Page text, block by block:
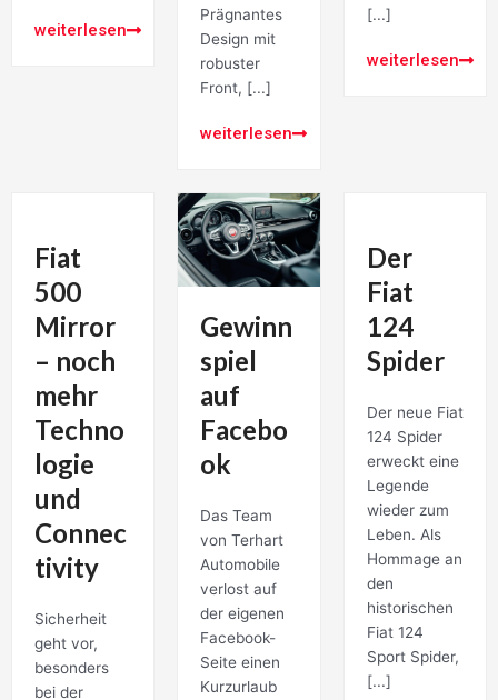
weiterlesen
Prägnantes
Design mit
robuster
Front, [...]
weiterlesen
[...]
weiterlesen
Fiat
500
Mirror
– noch
mehr
Techno
logie
und
Connec
tivity
Sicherheit
geht vor,
besonders
bei der
Gewinn
spiel
auf
Facebo
ok
Das Team
von Terhart
Automobile
verlost auf
der eigenen
Facebook-
Seite einen
Kurzurlaub
Der
Fiat
124
Spider
Der neue Fiat
124 Spider
erweckt eine
Legende
wieder zum
Leben. Als
Hommage an
den
historischen
Fiat 124
Sport Spider,
[...]